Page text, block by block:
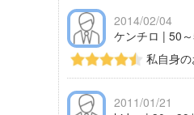
2014/02/04
ケンチロ | 50
私自身の
2011/01/21